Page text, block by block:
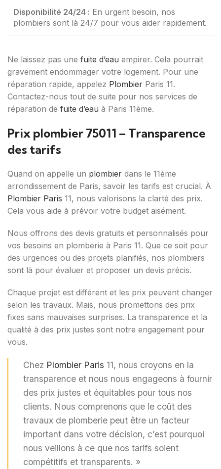
Disponibilité 24/24 : En urgent besoin, nos
plombiers sont là 24/7 pour vous aider rapidement.
Ne laissez pas une fuite d’eau empirer. Cela pourrait
gravement endommager votre logement. Pour une
réparation rapide, appelez Plombier Paris 11.
Contactez-nous tout de suite pour nos services de
réparation de fuite d’eau à Paris 11ème.
Prix plombier 75011 – Transparence
des tarifs
Quand on appelle un plombier dans le 11ème
arrondissement de Paris, savoir les tarifs est crucial. À
Plombier Paris 11, nous valorisons la clarté des prix.
Cela vous aide à prévoir votre budget aisément.
Nous offrons des devis gratuits et personnalisés pour
vos besoins en plomberie à Paris 11. Que ce soit pour
des urgences ou des projets planifiés, nos plombiers
sont là pour évaluer et proposer un devis précis.
Chaque projet est différent et les prix peuvent changer
selon les travaux. Mais, nous promettons des prix
fixes sans mauvaises surprises. La transparence et la
qualité à des prix justes sont notre engagement pour
vous.
Chez Plombier Paris 11, nous croyons en la
transparence et nous nous engageons à fournir
des prix justes et équitables pour tous nos
clients. Nous comprenons que le coût des
travaux de plomberie peut être un facteur
important dans votre décision, c’est pourquoi
nous veillons à ce que nos tarifs soient
compétitifs et transparents. »